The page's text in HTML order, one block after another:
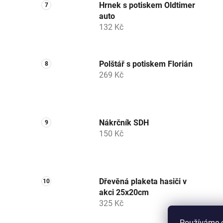
Hrnek s potiskem Oldtimer
auto
132 Kč
Polštář s potiskem Florián
269 Kč
Nákrčník SDH
150 Kč
Dřevěná plaketa hasiči v
akci 25x20cm
325 Kč